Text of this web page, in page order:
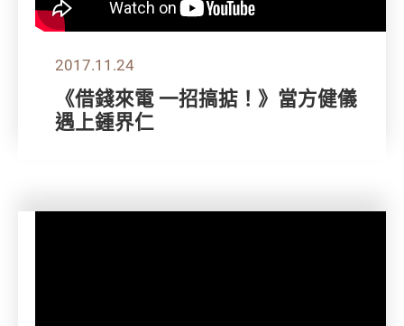
2017.11.24
《借錢來電 一招搞掂！》當方健儀
遇上鍾界仁